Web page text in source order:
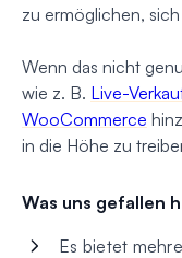
zu ermöglichen,
Wenn das nicht
wie z. B. Live-
WooCommerce
in die Höhe zu
Was uns gefallen
Es bietet